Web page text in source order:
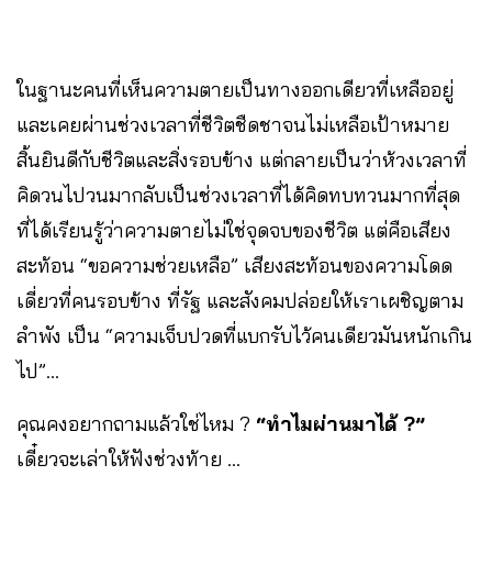
ในฐานะคนที่เห็นความตายเป็นทางออกเดียวที่เหลืออยู่
และเคยผ่านช่วงเวลาที่ชีวิตชืดชาจนไม่เหลือเป้าหมาย
สิ้นยินดีกับชีวิตและสิ่งรอบข้าง แต่กลายเป็นว่าห้วงเวลาที่
คิดวนไปวนมากลับเป็นช่วงเวลาที่ได้คิดทบทวนมากที่สุด
ที่ได้เรียนรู้ว่าความตายไม่ใช่จุดจบของชีวิต แต่คือเสียง
สะท้อน “ขอความช่วยเหลือ” เสียงสะท้อนของความโดด
เดี่ยวที่คนรอบข้าง ที่รัฐ และสังคมปล่อยให้เราเผชิญตาม
ลำพัง เป็น “ความเจ็บปวดที่แบกรับไว้คนเดียวมันหนักเกิน
ไป”…
คุณคงอยากถามแล้วใช่ไหม ? “ทำไมผ่านมาได้ ?”
เดี๋ยวจะเล่าให้ฟังช่วงท้าย …